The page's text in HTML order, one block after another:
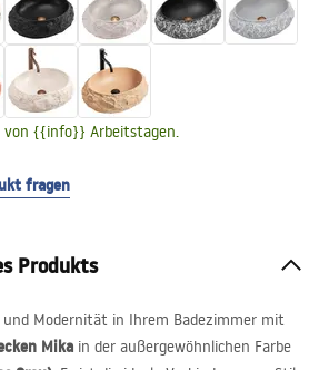
von {{info}} Arbeitstagen.
fragen
Produkts
und Modernität in Ihrem Badezimmer mit
Mika in der außergewöhnlichen Farbe